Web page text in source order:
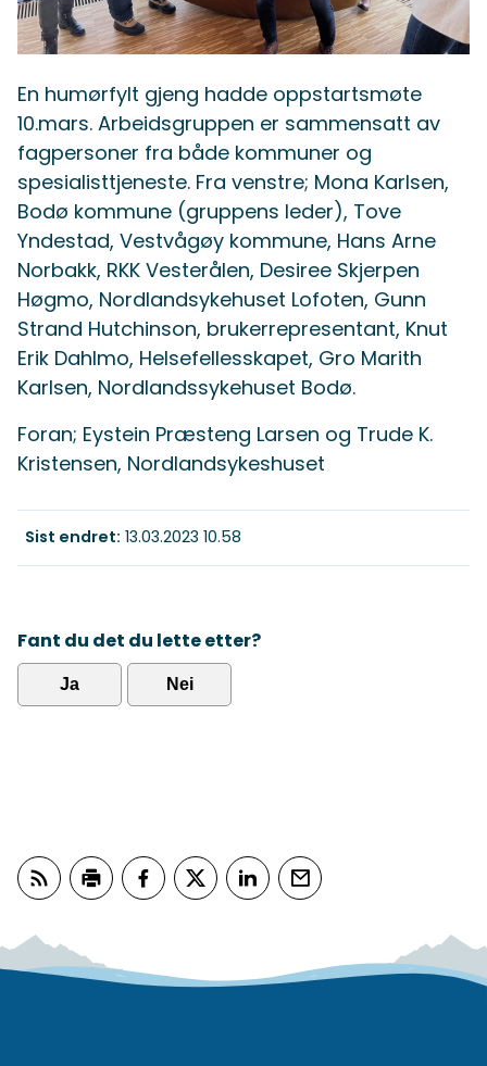
En humørfylt gjeng hadde oppstartsmøte
10.mars. Arbeidsgruppen er sammensatt av
fagpersoner fra både kommuner og
spesialisttjeneste. Fra venstre; Mona Karlsen,
Bodø kommune (gruppens leder), Tove
Yndestad, Vestvågøy kommune, Hans Arne
Norbakk, RKK Vesterålen, Desiree Skjerpen
Høgmo, Nordlandsykehuset Lofoten, Gunn
Strand Hutchinson, brukerrepresentant, Knut
Erik Dahlmo, Helsefellesskapet, Gro Marith
Karlsen, Nordlandssykehuset Bodø.
Foran; Eystein Præsteng Larsen og Trude K.
Kristensen, Nordlandsykeshuset
Sist endret 13.03.2023 10.58
Fant du det du lette etter?
Ja Nei